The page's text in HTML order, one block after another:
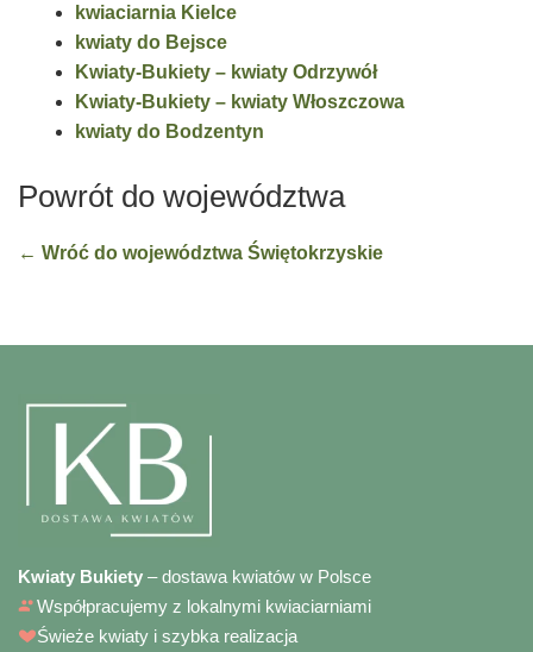
kwiaciarnia Kielce
kwiaty do Bejsce
Kwiaty-Bukiety – kwiaty Odrzywół
Kwiaty-Bukiety – kwiaty Włoszczowa
kwiaty do Bodzentyn
Powrót do województwa
← Wróć do województwa Świętokrzyskie
Kwiaty Bukiety – dostawa kwiatów w Polsce
Współpracujemy z lokalnymi kwiaciarniami
Świeże kwiaty i szybka realizacja